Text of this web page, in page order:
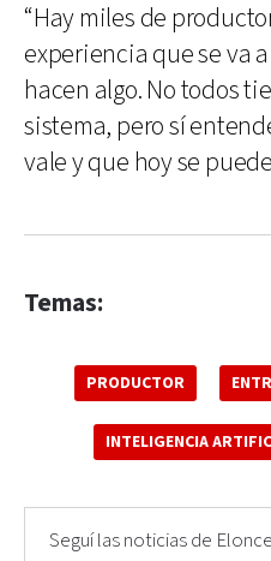
“Hay miles de
experiencia que se va
hacen algo. No todos
sistema, pero sí
vale y que hoy se
Temas:
PRODUCTOR
INTELIGENCIA
Seguí las noticias de